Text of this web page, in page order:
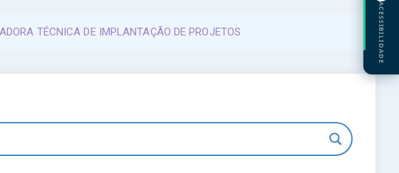
TÉCNICA DE IMPLANTAÇÃO DE PROJETOS ACESSIBILIDADE